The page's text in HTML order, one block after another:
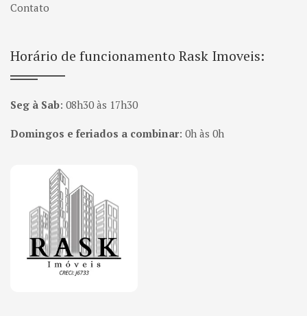
Contato
Horário de funcionamento Rask Imoveis:
Seg à Sab: 08h30 às 17h30
Domingos e feriados a combinar: 0h às 0h
Página inicial